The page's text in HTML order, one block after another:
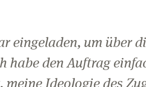
eingeladen, um über
habe den Auftrag